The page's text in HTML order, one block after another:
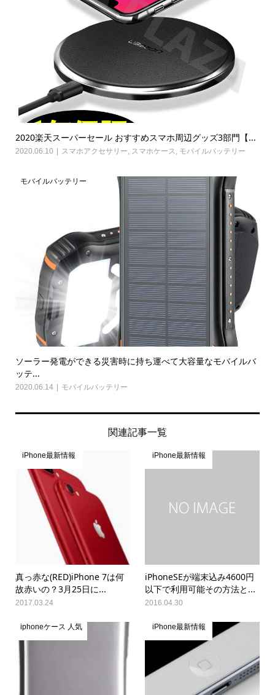
2020楽天スーパーセール おすすめスマホ周辺グッズ3部門【...
2020.06.10 スマホアクセサリー, スマホケース, モバイルバッテリー
モバイルバッテリー
ソーラー発電ができる災害時に持ち運べて大容量なモバイルバ
ッテ...
2020.06.14 モバイルバッテリー
関連記事一覧
iPhone最新情報
真っ赤な(RED)iPhone 7は何
故赤いの？3月25日に...
2017.03.24
iPhone最新情報
iPhoneSEが端末込み4600円
以下で利用可能その方法と...
2016.04.30
iphoneケース 人気 iPhone最新情報